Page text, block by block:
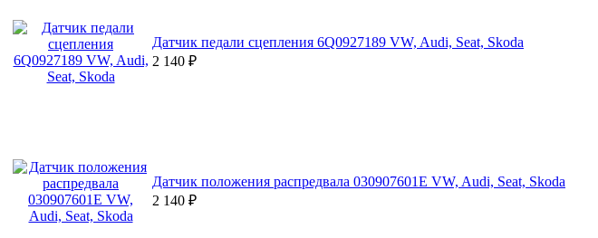
Датчик педали сцепления 6Q0927189 VW, Audi, Seat, Skoda
2 140 ₽
Датчик положения распредвала 030907601E VW, Audi, Seat, Skoda
2 140 ₽